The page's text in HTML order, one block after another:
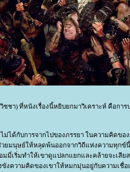
ชชา) ที่หนังเรื่องนี้หยิบยกมาวิเคราะห์ คือกา
ได้กับการจากไปของภรรยา ในความคิดขอ
วยมนุษย์ให้หลุดพ้นออกจากวิถีแห่งความทุกข์
มี่เริ่มทำให้เขาดูแปลกแยกและคล้ายจะเสีย
งความคิดของเขาให้หมกมุ่นอยู่กับความเชื่อ